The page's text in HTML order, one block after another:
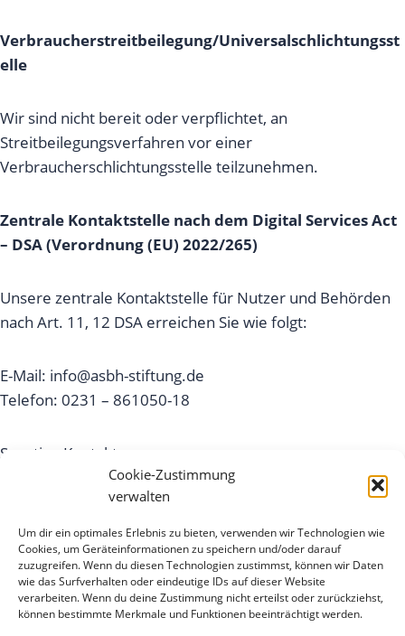
Cookie-Zustimmung
verwalten
Um dir ein optimales Erlebnis zu bieten, verwenden wir Technologien wie
Cookies, um Geräteinformationen zu speichern und/oder darauf
zuzugreifen. Wenn du diesen Technologien zustimmst, können wir Daten
wie das Surfverhalten oder eindeutige IDs auf dieser Website
verarbeiten. Wenn du deine Zustimmung nicht erteilst oder zurückziehst,
können bestimmte Merkmale und Funktionen beeinträchtigt werden.
Verbraucherstreitbeilegung/Universalschlichtungsst
elle
Wir sind nicht bereit oder verpflichtet, an
Streitbeilegungsverfahren vor einer
Verbraucherschlichtungsstelle teilzunehmen.
Zentrale Kontaktstelle nach dem Digital Services Act
– DSA (Verordnung (EU) 2022/265)
Unsere zentrale Kontaktstelle für Nutzer und Behörden
nach Art. 11, 12 DSA erreichen Sie wie folgt:
E-Mail: info@asbh-stiftung.de
Telefon: 0231 – 861050-18
Sonstige Kontaktwege:
Postalisch: ASBH-Stiftung
44137 Dortmund
Die für den Kontakt zur Verfügung stehenden Sprachen
sind: Deutsch, Englisch.